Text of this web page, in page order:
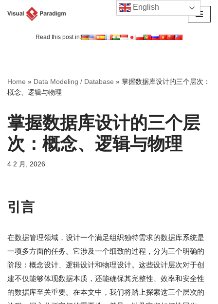
Read this post in:
Home » Data Modeling / Database » 掌握数据库设计的三个层次：
概念、逻辑与物理
掌握数据库设计的三个层
次：概念、逻辑与物理
4 2 月, 2026
引言
在数据管理领域，设计一个满足组织独特需求的数据库系统是
一项多方面的任务。它涉及一个细致的过程，分为三个明确的
阶段：概念设计、逻辑设计和物理设计。这些设计层次对于创
建不仅能够体现数据本质，还能确保其完整性、效率和安全性
的数据库至关重要。在本文中，我们将踏上探索这三个层次的
English